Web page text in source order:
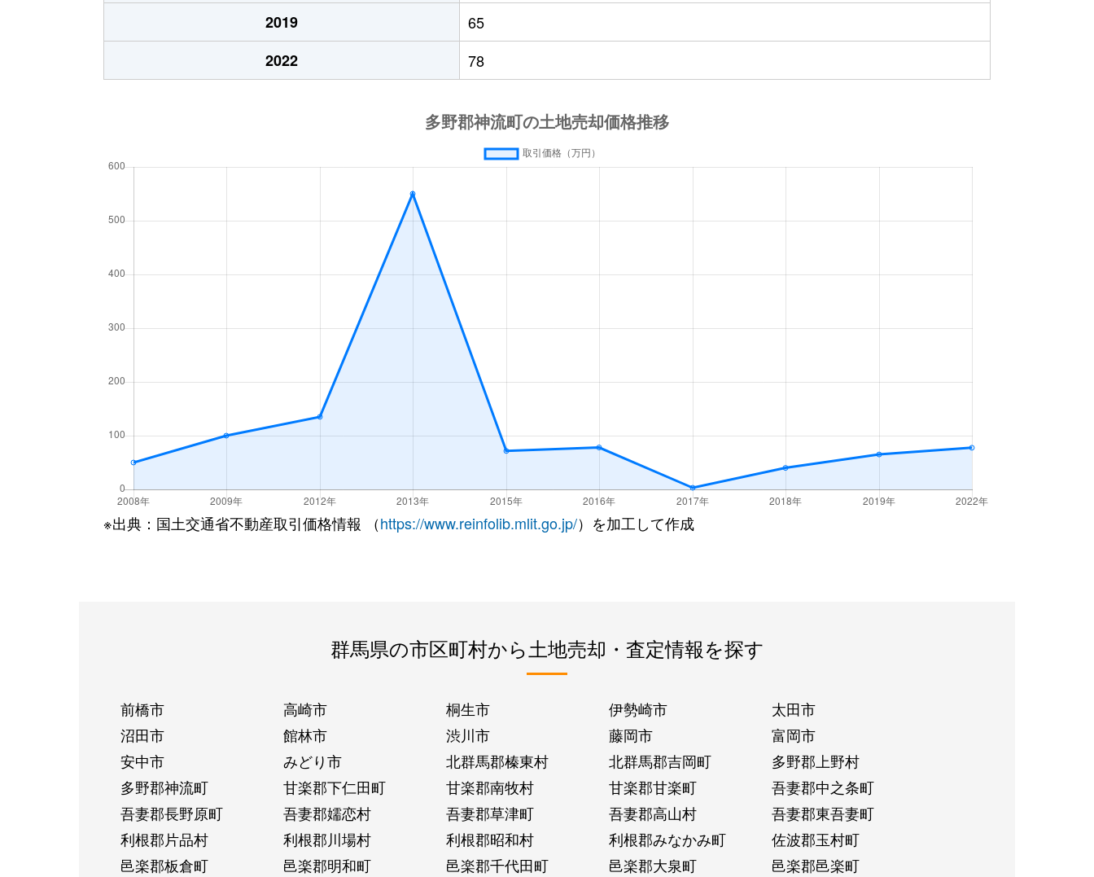
2019
65
2022
78
※出典：国土交通省不動産取引価格情報 （https://www.reinfolib.mlit.go.jp/）を加工して作成
群馬県の市区町村から土地売却・査定情報を探す
前橋市 高崎市 桐生市 伊勢崎市
太田市
沼田市
館林市 渋川市 藤岡市
富岡市
安中市
みどり市 北群馬郡榛東村 北群馬郡吉岡町
多野郡上野村
多野郡神流町
甘楽郡下仁田町 甘楽郡南牧村 甘楽郡甘楽町
吾妻郡中之条町
吾妻郡長野原町
吾妻郡嬬恋村 吾妻郡草津町 吾妻郡高山村
吾妻郡東吾妻町
利根郡片品村
利根郡川場村 利根郡昭和村 利根郡みなかみ町
佐波郡玉村町
邑楽郡板倉町
邑楽郡明和町 邑楽郡千代田町 邑楽郡大泉町 邑楽郡邑楽町